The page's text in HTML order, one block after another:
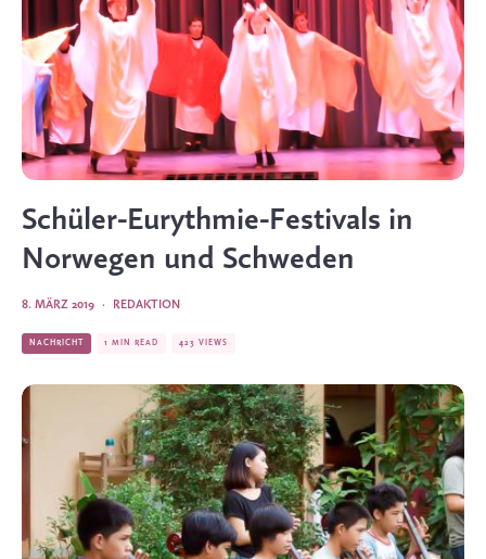
Schüler-Eurythmie-Festivals in
Norwegen und Schweden
REDAKTION
·
8. MÄRZ 2019
NACHRICHT 1 MIN READ 423 VIEWS